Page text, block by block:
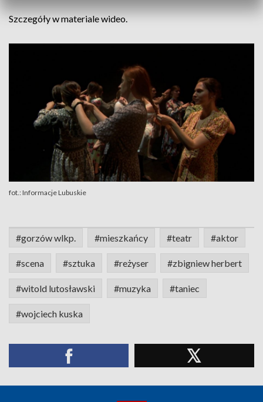
Szczegóły w materiale wideo.
fot.: Informacje Lubuskie
#gorzów wlkp. #mieszkańcy #teatr #aktor
#scena #sztuka #reżyser #zbigniew herbert
#witold lutosławski #muzyka #taniec
#wojciech kuska